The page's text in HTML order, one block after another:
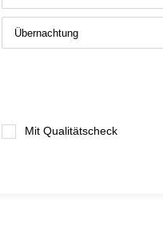
Mit Qualitätscheck